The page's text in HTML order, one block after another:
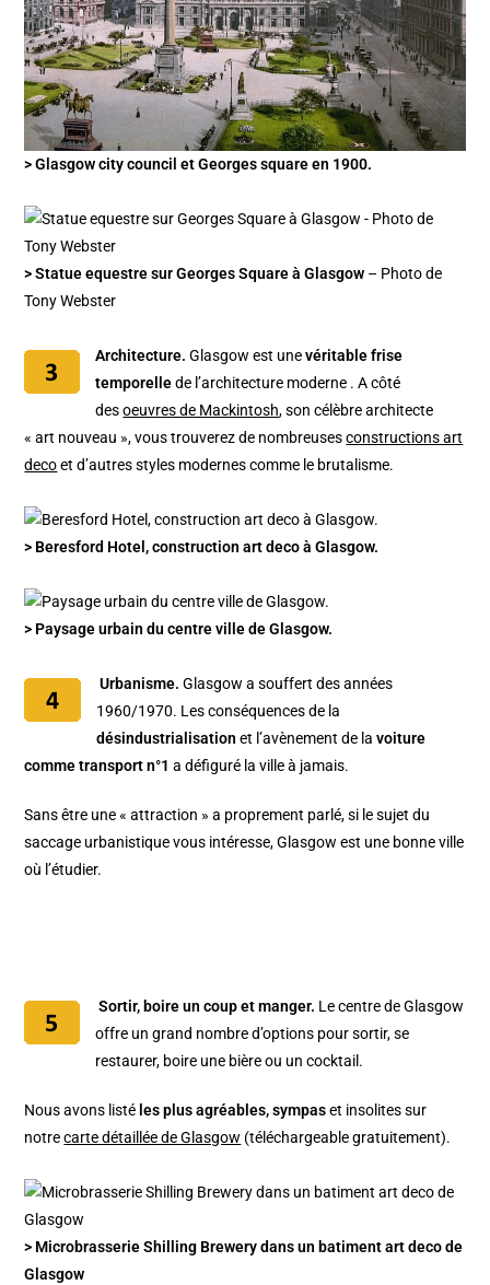
> Glasgow city council et Georges square en 1900.
> Statue equestre sur Georges Square à Glasgow – Photo de
Tony Webster
Architecture.Glasgow est unevéritable frise
temporellede l’architecture moderne . A côté
desoeuvres de Mackintosh, son célèbre architecte
« art nouveau », vous trouverez de nombreusesconstructions art
decoet d’autres styles modernes comme le brutalisme.
> Beresford Hotel, construction art deco à Glasgow.
> Paysage urbain du centre ville de Glasgow.
Urbanisme.Glasgow a souffert des années
1960/1970. Les conséquences de la
désindustrialisation et l’avènement de lavoiture
comme transport n°1 a défiguré la ville à jamais.
Sans être une « attraction » a proprement parlé, si le sujet du
saccage urbanistique vous intéresse, Glasgow est une bonne ville
où l’étudier.
Sortir, boire un coup et manger. Le centre de Glasgow
offre un grand nombre d’options pour sortir, se
restaurer, boire une bière ou un cocktail.
Nous avons listé les plus agréables, sympaset insolites sur
notrecarte détaillée de Glasgow (téléchargeable gratuitement).
> Microbrasserie Shilling Brewery dans un batiment art deco de
Glasgow